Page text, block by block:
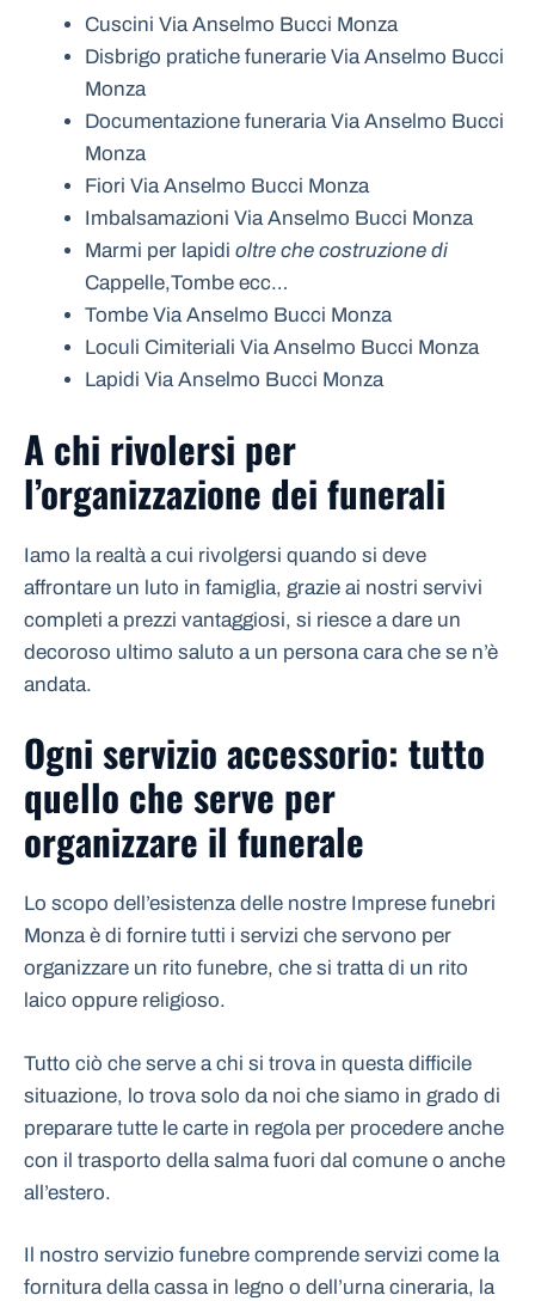
Cuscini Via Anselmo Bucci Monza
Disbrigo pratiche funerarie Via Anselmo Bucci
Monza
Documentazione funeraria Via Anselmo Bucci
Monza
Fiori Via Anselmo Bucci Monza
Imbalsamazioni Via Anselmo Bucci Monza
Marmi per lapidi oltre che costruzione di
Cappelle,Tombe ecc…
Tombe Via Anselmo Bucci Monza
Loculi Cimiteriali Via Anselmo Bucci Monza
Lapidi Via Anselmo Bucci Monza
A chi rivolersi per
l’organizzazione dei funerali
Iamo la realtà a cui rivolgersi quando si deve
affrontare un luto in famiglia, grazie ai nostri servivi
completi a prezzi vantaggiosi, si riesce a dare un
decoroso ultimo saluto a un persona cara che se n’è
andata.
Ogni servizio accessorio: tutto
quello che serve per
organizzare il funerale
Lo scopo dell’esistenza delle nostre Imprese funebri
Monza è di fornire tutti i servizi che servono per
organizzare un rito funebre, che si tratta di un rito
laico oppure religioso.
Tutto ciò che serve a chi si trova in questa difficile
situazione, lo trova solo da noi che siamo in grado di
preparare tutte le carte in regola per procedere anche
con il trasporto della salma fuori dal comune o anche
all’estero.
Il nostro servizio funebre comprende servizi come la
fornitura della cassa in legno o dell’urna cineraria, la